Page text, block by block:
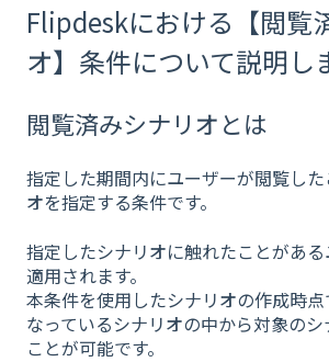
Flipdeskにおける【閲覧
オ】条件について説明し
閲覧済みシナリオとは
指定した期間内にユーザーが閲覧し
オを指定する条件です。
指定したシナリオに触れたことがあ
適用されます。
本条件を使用したシナリオの作成時点
なっているシナリオの中から対象の
ことが可能です。